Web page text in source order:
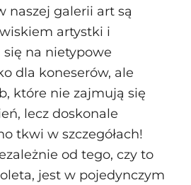
naszej galerii art są
artystki i
na nietypowe
dla koneserów, ale
które nie zajmują się
lecz doskonale
tkwi w szczegółach!
od tego, czy to
jest w pojedynczym